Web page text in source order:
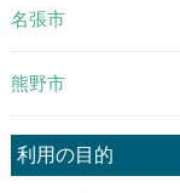
名張市
熊野市
利用の目的